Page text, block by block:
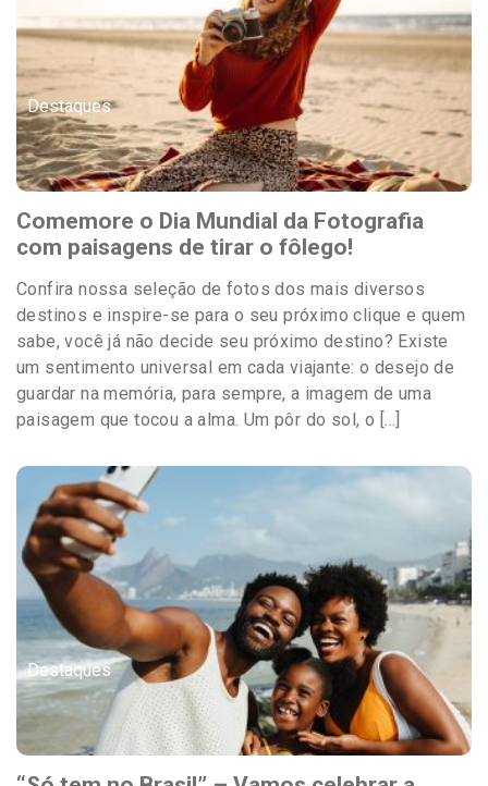
Destaques
Comemore o Dia Mundial da Fotografia
com paisagens de tirar o fôlego!
Confira nossa seleção de fotos dos mais diversos
destinos e inspire-se para o seu próximo clique e quem
sabe, você já não decide seu próximo destino? Existe
um sentimento universal em cada viajante: o desejo de
guardar na memória, para sempre, a imagem de uma
paisagem que tocou a alma. Um pôr do sol, o […]
Destaques